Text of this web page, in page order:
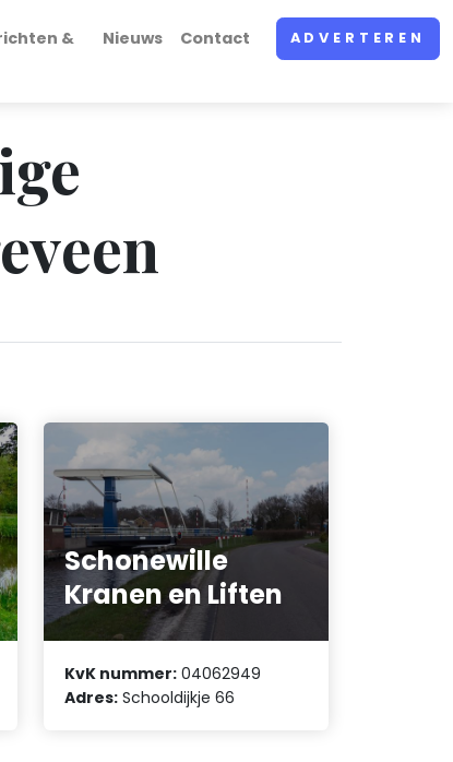
&
Nieuws Contact ADVERTEREN
Schonewille
Kranen en Liften
KvK nummer: 04062949
Adres: Schooldijkje 66